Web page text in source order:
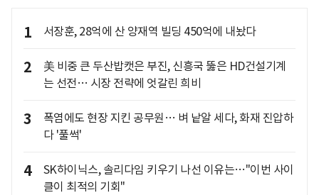
1 서장훈, 28억에 산 양재역 빌딩 450억에 내놨다
2
美 비중 큰 두산밥캣은 부진, 신흥국 뚫은 HD건설기계
는 선전… 시장 전략에 엇갈린 희비
3
폭염에도 현장 지킨 공무원… 벼 낱알 세다, 화재 진압하
다 '풀썩'
4
SK하이닉스, 솔리다임 키우기 나선 이유는…"이번 사이
클이 최적의 기회"